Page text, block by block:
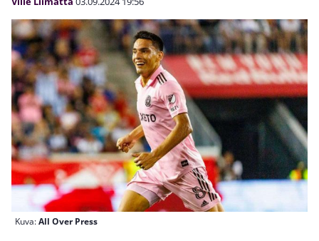
Kuva:All Over Press